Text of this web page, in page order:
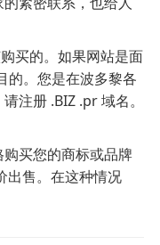
买的。如果网站是面
的。您是在波多黎各
注册 .BIZ .pr 域名。
买您的商标或品牌
出售。在这种情况